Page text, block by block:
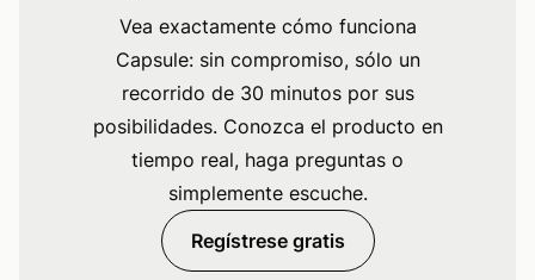
Vea exactamente cómo funciona
Capsule: sin compromiso, sólo un
recorrido de 30 minutos por sus
posibilidades. Conozca el producto en
tiempo real, haga preguntas o
simplemente escuche.
Regístrese gratis